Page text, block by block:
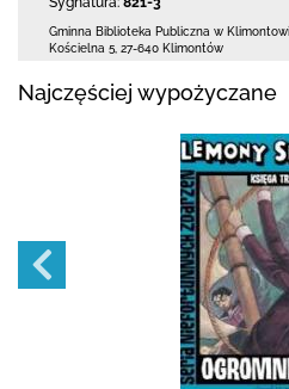
Gminna Biblioteka Publiczna w
Kościelna 5 27-640 Klimontów
Najczęściej wypożyczane